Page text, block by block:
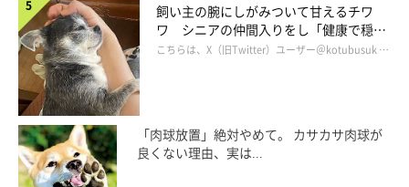
飼い主の腕にしがみついて甘えるチワ
ワ シニアの仲間入りをし「健康で穏や
かな暮らしが続いてほしい」と願う
こちらは、X（旧Twitter）ユーザー＠kotubusuk …
「肉球放置」絶対やめて。 カサカサ肉球が
良くない理由、実は...